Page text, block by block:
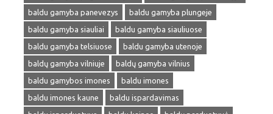
baldu gamyba panevezys
baldu gamyba plungeje
baldu gamyba siauliai
baldu gamyba siauliuose
baldu gamyba telsiuose
baldu gamyba utenoje
baldų gamyba vilniuje
baldų gamyba vilnius
baldu gamybos imones
baldu imones
baldu imones kaune
baldu ispardavimas